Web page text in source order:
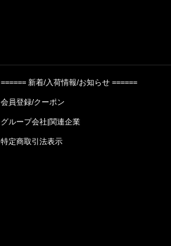
====== 新着/入荷情報/お知らせ ======
会員登録/クーポン
グループ会社|関連企業
特定商取引法表示